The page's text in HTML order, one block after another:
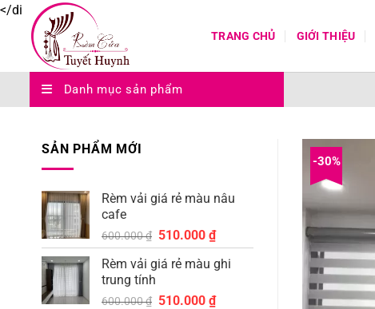
Bỏ
dung
TRANG CHỦ GIỚI THIỆU
Danh mục sản phẩm
SẢN PHẨM MỚI
Rèm vải giá rẻ màu nâu
cafe
600.000₫ Giá
gốc
là:
510.000₫Giá
hiện
tại
510.000 ₫.
Rèm vải giá rẻ màu ghi
trung tính
600.000₫ Giá
510.000₫Giá
-30%
</di